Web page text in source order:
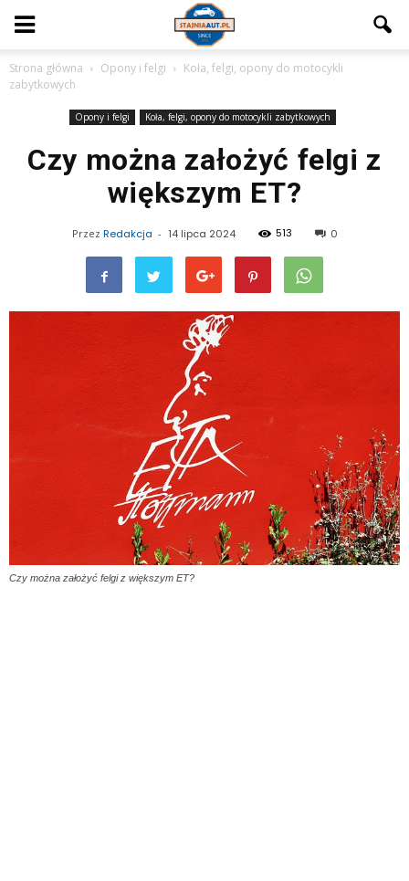
Strona główna Opony i felgi
Koła, felgi, opony do motocykli
zabytkowych
Opony i felgi Koła, felgi, opony do motocykli zabytkowych
Czy można założyć felgi z
większym ET?
Przez Redakcja - 14 lipca 2024 513 0
Czy można założyć felgi z większym ET?